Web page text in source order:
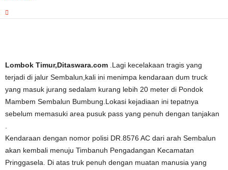
Lombok Timur,Ditaswara.com .Lagi kecelakaan tragis yang
terjadi di jalur Sembalun,kali ini menimpa kendaraan dum truck
yang masuk jurang sedalam kurang lebih 20 meter di Pondok
Mambem Sembalun Bumbung.Lokasi kejadiaan ini tepatnya
sebelum memasuki area pusuk pass yang penuh dengan tanjakan
Kendaraan dengan nomor polisi DR.8576 AC dari arah Sembalun
akan kembali menuju Timbanuh Pengadangan Kecamatan
Pringgasela. Di atas truk penuh dengan muatan manusia yang